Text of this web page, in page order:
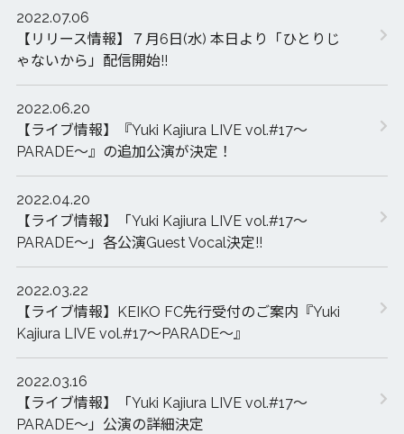
2022.07.06
【リリース情報】７月6日(水) 本日より「ひとりじ
ゃないから」配信開始!!
2022.06.20
【ライブ情報】『Yuki Kajiura LIVE vol.#17～
PARADE～』の追加公演が決定！
2022.04.20
【ライブ情報】「Yuki Kajiura LIVE vol.#17～
PARADE～」各公演Guest Vocal決定!!
2022.03.22
【ライブ情報】KEIKO FC先行受付のご案内『Yuki
Kajiura LIVE vol.#17～PARADE～』
2022.03.16
【ライブ情報】「Yuki Kajiura LIVE vol.#17～
PARADE～」公演の詳細決定